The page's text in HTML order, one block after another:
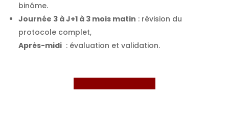
binôme.
Journée 3 à J+1 à 3 mois matin : révision du
protocole complet,
Après-midi : évaluation et validation.